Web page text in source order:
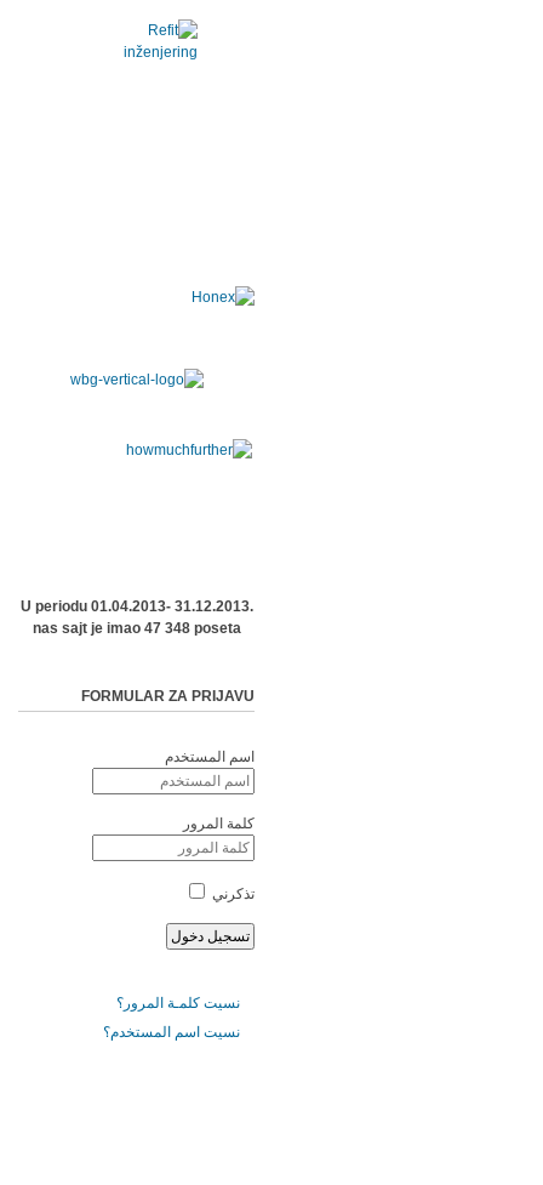
U periodu 01.04.2013- 31.12.2013.
nas sajt je imao 47 348 poseta
FORMULAR ZA PRIJAVU
اسم المستخدم
كلمة المرور
تذكرني
نسيت كلمـة المرور؟
نسيت اسم المستخدم؟